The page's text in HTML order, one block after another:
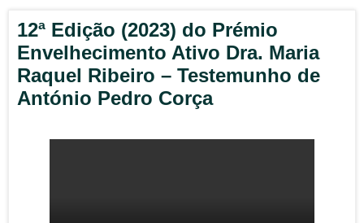
12ª Edição (2023) do Prémio
Envelhecimento Ativo Dra. Maria
Raquel Ribeiro – Testemunho de
António Pedro Corça